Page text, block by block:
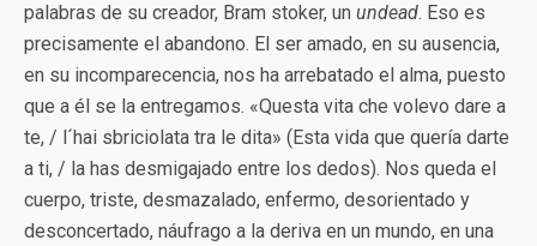
palabras de su creador, Bram stoker, un undead. Eso es
precisamente el abandono. El ser amado, en su ausencia,
en su incomparecencia, nos ha arrebatado el alma, puesto
que a él se la entregamos. «Questa vita che volevo dare a
te, / l´hai sbriciolata tra le dita» (Esta vida que quería darte
a ti, / la has desmigajado entre los dedos). Nos queda el
cuerpo, triste, desmazalado, enfermo, desorientado y
desconcertado, náufrago a la deriva en un mundo, en una